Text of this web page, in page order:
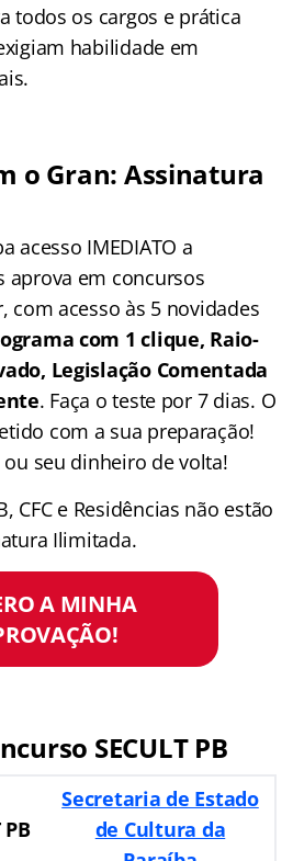
todos os cargos e prática
habilidade em
o Gran: Assinatura
acesso IMEDIATO a
aprova em concursos
com acesso às 5 novidades
com 1 clique, Raio-
Legislação Comentada
. Faça o teste por 7 dias. O
com a sua preparação!
seu dinheiro de volta!
CFC e Residências não estão
Ilimitada.
A MINHA
SECULT PB
PB
Secretaria de Estado
de Cultura da